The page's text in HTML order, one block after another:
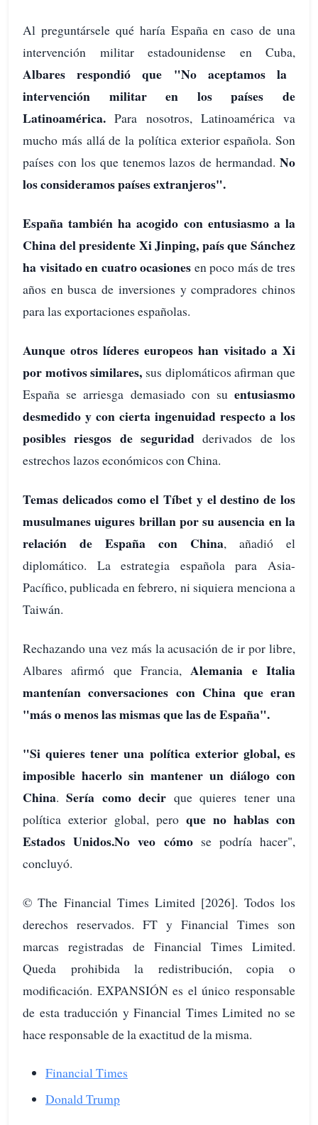
Al preguntársele qué haría España en caso de una
intervención militar estadounidense en Cuba,
Albares respondió que "No aceptamos la
intervención militar en los países de
Latinoamérica. Para nosotros, Latinoamérica va
mucho más allá de la política exterior española. Son
países con los que tenemos lazos de hermandad. No
los consideramos países extranjeros".
España también ha acogido con entusiasmo a la
China del presidente Xi Jinping, país que Sánchez
ha visitado en cuatro ocasiones en poco más de tres
años en busca de inversiones y compradores chinos
para las exportaciones españolas.
Aunque otros líderes europeos han visitado a Xi
por motivos similares, sus diplomáticos afirman que
España se arriesga demasiado con su entusiasmo
desmedido y con cierta ingenuidad respecto a los
posibles riesgos de seguridad derivados de los
estrechos lazos económicos con China.
Temas delicados como el Tíbet y el destino de los
musulmanes uigures brillan por su ausencia en la
relación de España con China, añadió el
diplomático. La estrategia española para Asia-
Pacífico, publicada en febrero, ni siquiera menciona a
Taiwán.
Rechazando una vez más la acusación de ir por libre,
Albares afirmó que Francia,Alemania e Italia
mantenían conversaciones con China que eran
"más o menos las mismas que las de España".
"Si quieres tener una política exterior global, es
imposible hacerlo sin mantener un diálogo con
China.Sería como decir que quieres tener una
política exterior global, pero que no hablas con
Estados Unidos.No veo cómose podría hacer",
concluyó.
© The Financial Times Limited [2026]. Todos los
derechos reservados. FT y Financial Times son
marcas registradas de Financial Times Limited.
Queda prohibida la redistribución, copia o
modificación. EXPANSIÓN es el único responsable
de esta traducción y Financial Times Limited no se
hace responsable de la exactitud de la misma.
Financial Times
Donald Trump